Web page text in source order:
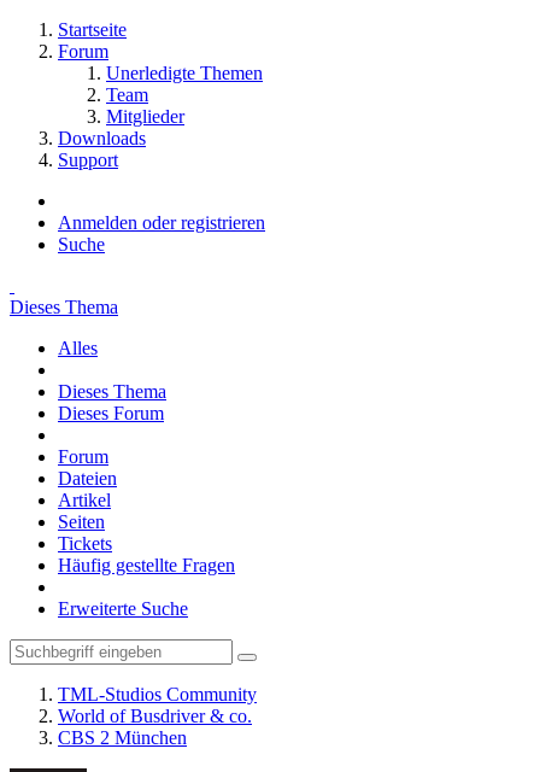
Startseite
Forum
Unerledigte Themen
Team
Mitglieder
Downloads
Support
Anmelden oder registrieren
Suche
Dieses Thema
Alles
Dieses Thema
Dieses Forum
Forum
Dateien
Artikel
Seiten
Tickets
Häufig gestellte Fragen
Erweiterte Suche
TML-Studios Community
World of Busdriver & co.
CBS 2 München